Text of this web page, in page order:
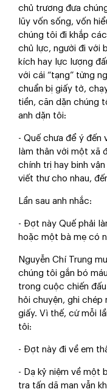
chủ trương đưa
lũy vốn sống, vốn
chúng tôi đi khắp
chủ lực, người đi với
kích hay lực lượng
với cái “tạng” từng
chuẩn bị giấy tờ,
tiền, căn dặn chúng
anh dặn tôi:
- Quế chưa để ý đến
làm thân với một xã
chính trị hay binh
viết thư cho nhau,
Lần sau anh nhắc:
- Đợt này Quế phải
hoặc một bà mẹ có
Nguyễn Chí Trung
chúng tôi gắn bó
trong cuộc chiến
hỏi chuyện, ghi
giấy. Vì thế, cứ mỗi
tôi:
- Đợt này đi về em
- Dạ kỷ niệm về một
tra tấn dã man vẫn